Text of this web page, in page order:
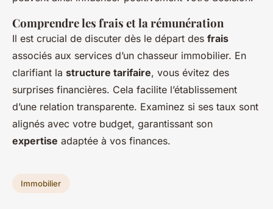
Comprendre les frais et la rémunération
Il est crucial de discuter dès le départ des frais
associés aux services d’un chasseur immobilier. En
clarifiant la structure tarifaire, vous évitez des
surprises financières. Cela facilite l’établissement
d’une relation transparente. Examinez si ses taux sont
alignés avec votre budget, garantissant son
expertise adaptée à vos finances.
Immobilier